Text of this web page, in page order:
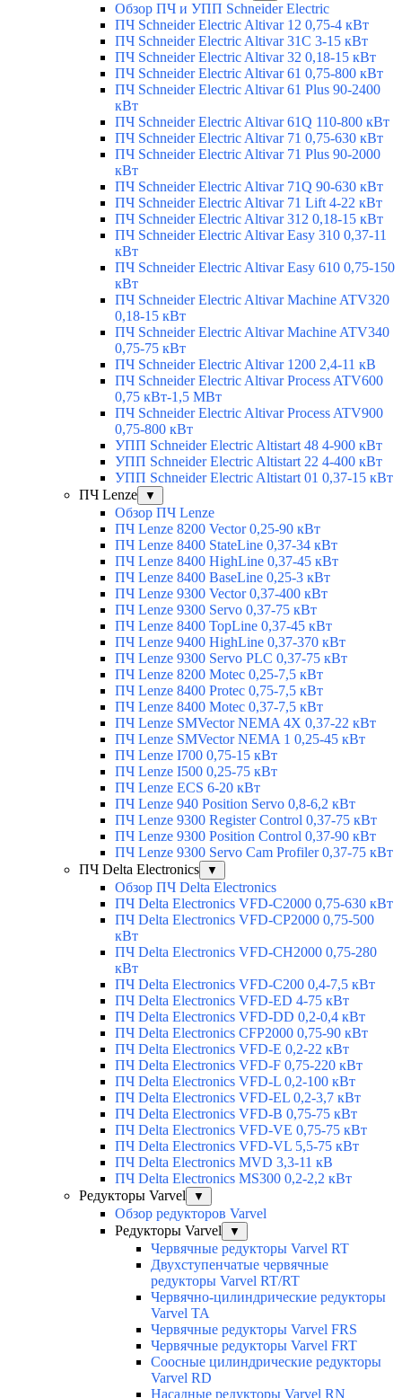
Обзор ПЧ и УПП Schneider Electric
ПЧ Schneider Electric Altivar 12 0,75-4 кВт
ПЧ Schneider Electric Altivar 31C 3-15 кВт
ПЧ Schneider Electric Altivar 32 0,18-15 кВт
ПЧ Schneider Electric Altivar 61 0,75-800 кВт
ПЧ Schneider Electric Altivar 61 Plus 90-2400
кВт
ПЧ Schneider Electric Altivar 61Q 110-800 кВт
ПЧ Schneider Electric Altivar 71 0,75-630 кВт
ПЧ Schneider Electric Altivar 71 Plus 90-2000
кВт
ПЧ Schneider Electric Altivar 71Q 90-630 кВт
ПЧ Schneider Electric Altivar 71 Lift 4-22 кВт
ПЧ Schneider Electric Altivar 312 0,18-15 кВт
ПЧ Schneider Electric Altivar Easy 310 0,37-11
кВт
ПЧ Schneider Electric Altivar Easy 610 0,75-150
кВт
ПЧ Schneider Electric Altivar Machine ATV320
0,18-15 кВт
ПЧ Schneider Electric Altivar Machine ATV340
0,75-75 кВт
ПЧ Schneider Electric Altivar 1200 2,4-11 кВ
ПЧ Schneider Electric Altivar Process ATV600
0,75 кВт-1,5 МВт
ПЧ Schneider Electric Altivar Process ATV900
0,75-800 кВт
УПП Schneider Electric Altistart 48 4-900 кВт
УПП Schneider Electric Altistart 22 4-400 кВт
УПП Schneider Electric Altistart 01 0,37-15 кВт
ПЧ Lenze
▼
Обзор ПЧ Lenze
ПЧ Lenze 8200 Vector 0,25-90 кВт
ПЧ Lenze 8400 StateLine 0,37-34 кВт
ПЧ Lenze 8400 HighLine 0,37-45 кВт
ПЧ Lenze 8400 BaseLine 0,25-3 кВт
ПЧ Lenze 9300 Vector 0,37-400 кВт
ПЧ Lenze 9300 Servo 0,37-75 кВт
ПЧ Lenze 8400 TopLine 0,37-45 кВт
ПЧ Lenze 9400 HighLine 0,37-370 кВт
ПЧ Lenze 9300 Servo PLC 0,37-75 кВт
ПЧ Lenze 8200 Motec 0,25-7,5 кВт
ПЧ Lenze 8400 Protec 0,75-7,5 кВт
ПЧ Lenze 8400 Motec 0,37-7,5 кВт
ПЧ Lenze SMVector NEMA 4X 0,37-22 кВт
ПЧ Lenze SMVector NEMA 1 0,25-45 кВт
ПЧ Lenze I700 0,75-15 кВт
ПЧ Lenze I500 0,25-75 кВт
ПЧ Lenze ECS 6-20 кВт
ПЧ Lenze 940 Position Servo 0,8-6,2 кВт
ПЧ Lenze 9300 Register Control 0,37-75 кВт
ПЧ Lenze 9300 Position Control 0,37-90 кВт
ПЧ Lenze 9300 Servo Cam Profiler 0,37-75 кВт
ПЧ Delta Electronics
▼
Обзор ПЧ Delta Electronics
ПЧ Delta Electronics VFD-C2000 0,75-630 кВт
ПЧ Delta Electronics VFD-CP2000 0,75-500
кВт
ПЧ Delta Electronics VFD-CH2000 0,75-280
кВт
ПЧ Delta Electronics VFD-C200 0,4-7,5 кВт
ПЧ Delta Electronics VFD-ED 4-75 кВт
ПЧ Delta Electronics VFD-DD 0,2-0,4 кВт
ПЧ Delta Electronics CFP2000 0,75-90 кВт
ПЧ Delta Electronics VFD-E 0,2-22 кВт
ПЧ Delta Electronics VFD-F 0,75-220 кВт
ПЧ Delta Electronics VFD-L 0,2-100 кВт
ПЧ Delta Electronics VFD-EL 0,2-3,7 кВт
ПЧ Delta Electronics VFD-B 0,75-75 кВт
ПЧ Delta Electronics VFD-VE 0,75-75 кВт
ПЧ Delta Electronics VFD-VL 5,5-75 кВт
ПЧ Delta Electronics MVD 3,3-11 кВ
ПЧ Delta Electronics MS300 0,2-2,2 кВт
Редукторы Varvel
▼
Обзор редукторов Varvel
Редукторы Varvel
▼
Червячные редукторы Varvel RT
Двухступенчатые червячные
редукторы Varvel RT/RT
Червячно-цилиндрические редукторы
Varvel TA
Червячные редукторы Varvel FRS
Червячные редукторы Varvel FRT
Соосные цилиндрические редукторы
Varvel RD
Насадные редукторы Varvel RN